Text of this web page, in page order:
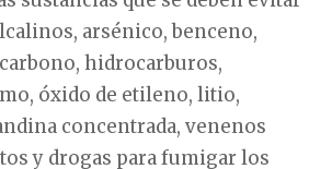
arsénico, benceno,
hidrocarburos,
óxido de etileno, litio,
concentrada, venenos
y drogas para fumigar los